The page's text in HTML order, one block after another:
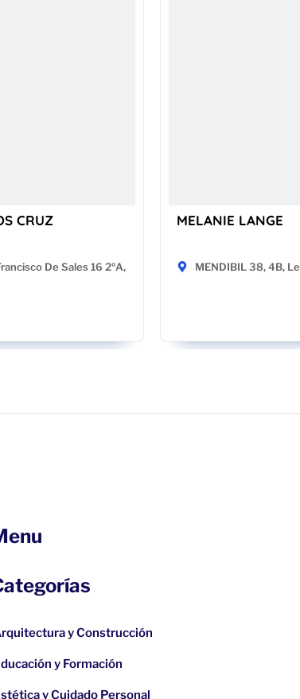
CRUZ
De Sales 16 2ºA,
MELANIE LANGE
MENDIBIL 38, 4B,
y Construcción
y Formación
y Cuidado Personal